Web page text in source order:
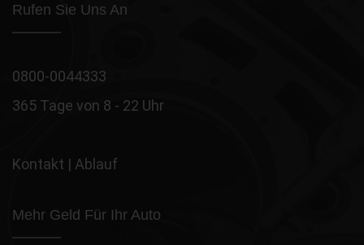
Rufen Sie Uns An
0800-0044333
365 Tage von 8 - 22 Uhr
Kontakt | Ablauf
Mehr Geld Für Ihr Auto